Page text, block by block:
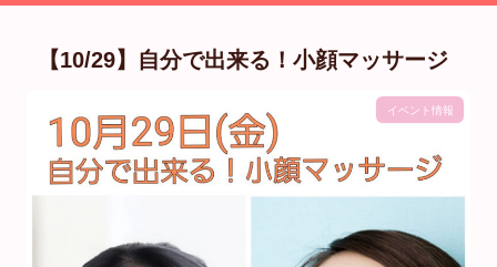
【10/29】自分で出来る！小顔マッサージ
イベント情報